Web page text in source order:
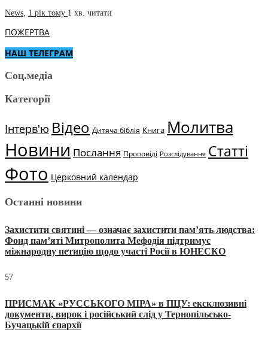
News 1 рік тому 1 хв. читати
ПОЖЕРТВА
НАШ ТЕЛЕГРАМ
Соц.медіа
Категорії
Інтерв'ю Відео Дитяча біблія Книга Молитва
Новини Послання Проповіді Розслідування Статті
Фото Церковний календар
Останні новини
Захистити святині — означає захистити пам’ять людства:
Фонд пам’яті Митрополита Мефодія підтримує
міжнародну петицію щодо участі Росії в ЮНЕСКО
57
ПРИСМАК «РУССЬКОГО МІРА» в ПЦУ: ексклюзивні
документи, вирок і російський слід у Тернопільсько-
Бучацькій єпархії